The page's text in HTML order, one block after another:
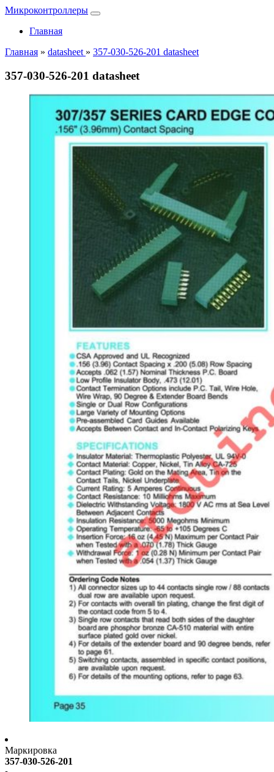
Микроконтроллеры
Главная
Главная » datasheet » 357-030-526-201 datasheet
357-030-526-201 datasheet
Маркировка
357-030-526-201